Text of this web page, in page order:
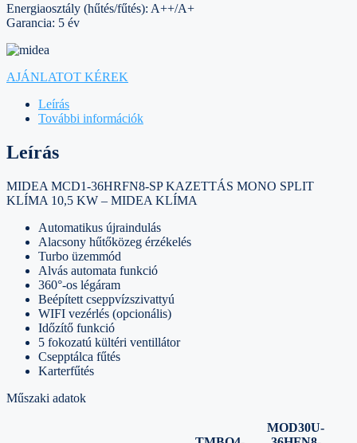
Energiaosztály (hűtés/fűtés): A++/A+
Garancia: 5 év
AJÁNLATOT KÉREK
Leírás
További információk
Leírás
MIDEA MCD1-36HRFN8-SP KAZETTÁS MONO SPLIT
KLÍMA 10,5 KW – MIDEA KLÍMA
Automatikus újraindulás
Alacsony hűtőközeg érzékelés
Turbo üzemmód
Alvás automata funkció
360°-os légáram
Beépített cseppvízszivattyú
WIFI vezérlés (opcionális)
Időzítő funkció
5 fokozatú kültéri ventillátor
Csepptálca fűtés
Karterfűtés
Műszaki adatok
MOD30U-